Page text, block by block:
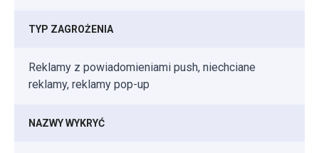
TYP ZAGROŻENIA
Reklamy z powiadomieniami push, niechciane
reklamy, reklamy pop-up
NAZWY WYKRYĆ